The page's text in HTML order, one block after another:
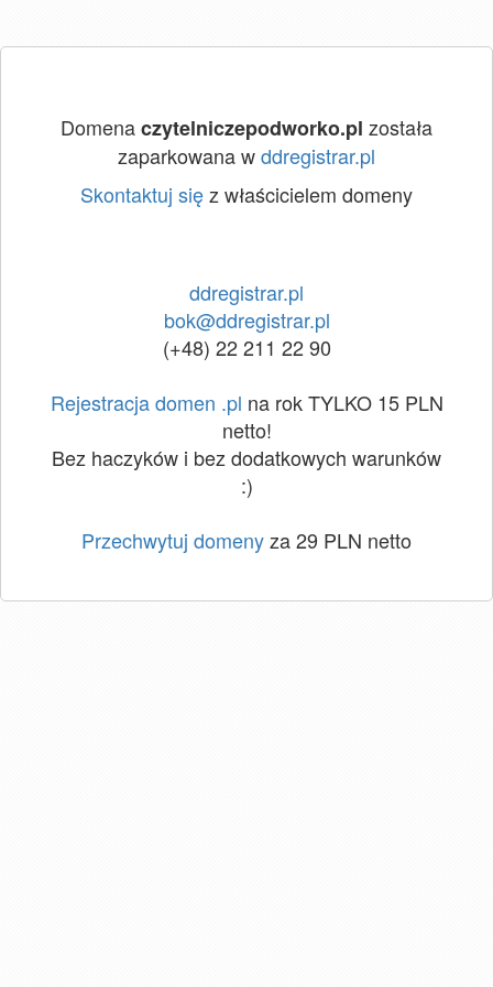
Domenaczytelniczepodworko.pl została
zaparkowana wddregistrar.pl
Skontaktuj sięz właścicielem domeny
ddregistrar.pl
bok@ddregistrar.pl
(+48) 22 211 22 90
Rejestracja domen .pl na rok TYLKO 15 PLN
netto!
Bez haczyków i bez dodatkowych warunków
:)
Przechwytuj domenyza 29 PLN netto